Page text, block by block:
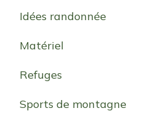
Idées randonnée
Matériel
Refuges
Sports de montagne